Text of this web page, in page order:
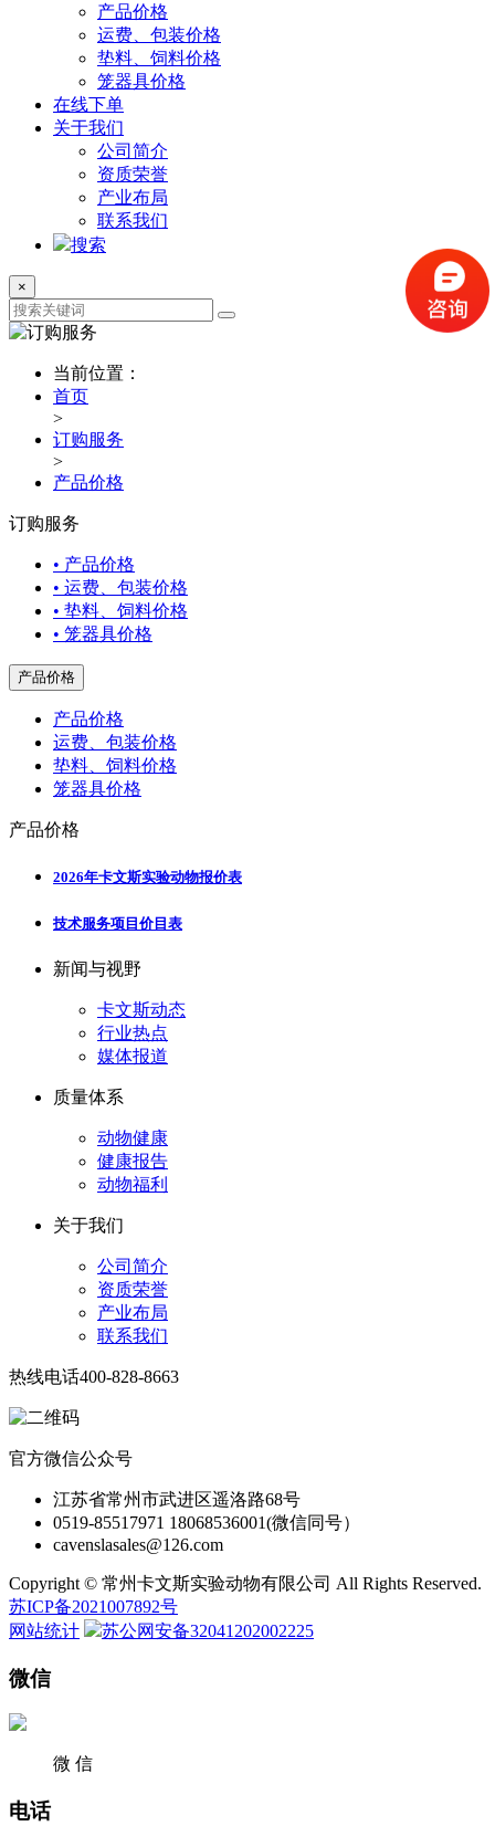
产品价格
运费、包装价格
垫料、饲料价格
笼器具价格
在线下单
关于我们
公司简介
资质荣誉
产业布局
联系我们
搜索
×
当前位置：
首页
>
订购服务
>
产品价格
订购服务
• 产品价格
• 运费、包装价格
• 垫料、饲料价格
• 笼器具价格
产品价格
产品价格
运费、包装价格
垫料、饲料价格
笼器具价格
产品价格
2026年卡文斯实验动物报价表
技术服务项目价目表
新闻与视野
卡文斯动态
行业热点
媒体报道
质量体系
动物健康
健康报告
动物福利
关于我们
公司简介
资质荣誉
产业布局
联系我们
热线电话400-828-8663
官方微信公众号
江苏省常州市武进区遥洛路68号
0519-85517971 18068536001(微信同号）
cavenslasales@126.com
Copyright © 常州卡文斯实验动物有限公司 All Rights Reserved.
苏ICP备2021007892号
网站统计
苏公网安备32041202002225
微信
微 信
电话